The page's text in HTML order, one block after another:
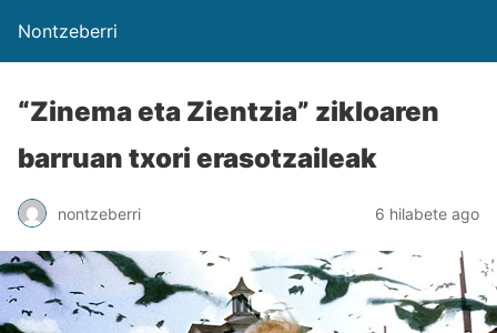
Nontzeberri
“Zinema eta Zientzia” zikloaren
barruan txori erasotzaileak
nontzeberri 6 hilabete ago